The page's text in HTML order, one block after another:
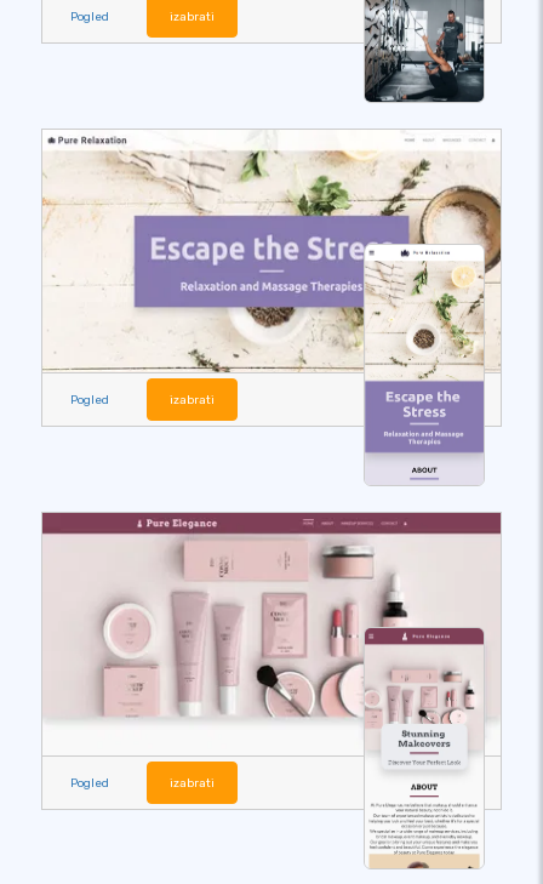
Pogled izabrati
Pogled izabrati
Pogled izabrati